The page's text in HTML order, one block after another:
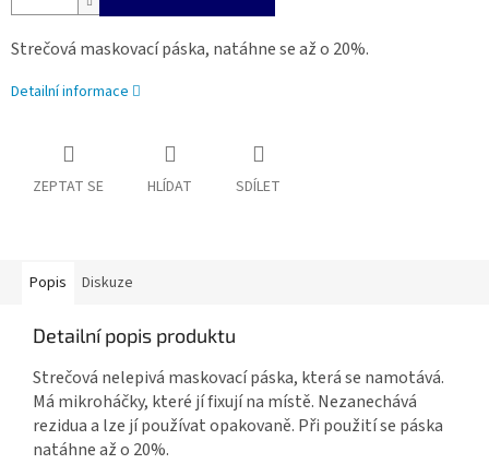
Strečová maskovací páska, natáhne se až o 20%.
Detailní informace
ZEPTAT SE HLÍDAT SDÍLET
Popis Diskuze
Detailní popis produktu
Strečová nelepivá maskovací páska, která se namotává.
Má mikroháčky, které jí fixují na místě. Nezanechává
rezidua a lze jí používat opakovaně. Při použití se páska
natáhne až o 20%.